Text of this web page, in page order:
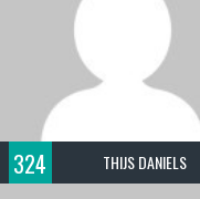
324 THIJS DANIELS